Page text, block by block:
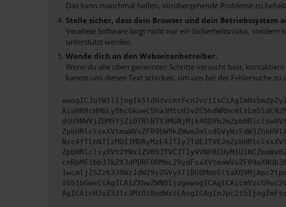
Das kann manchmal helfen, vorübergehende Probleme zu
Stelle sicher, dass dein Browser und dein Betriebssystem
Veraltete Software birgt nicht nur ein Sicherheitsrisiko,
unterstützt werden.
Wende dich an den Webseitenbetreiber.
Wenn du alle oben genannten Schritte versucht hast,
kannst uns diesen Text schicken, um uns bei der Fehlersuche zu